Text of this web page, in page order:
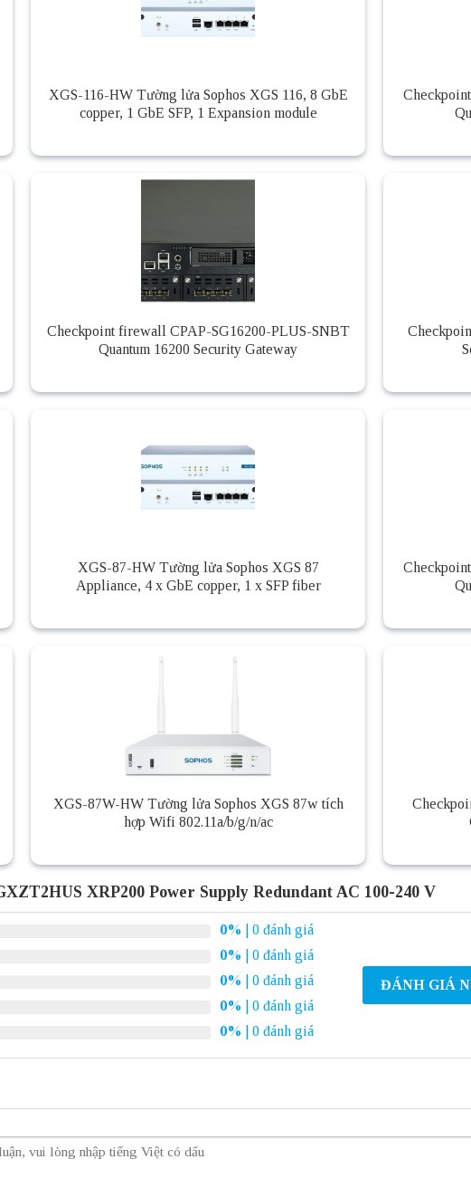
XGS-116-HW Tường lửa Sophos XGS 116, 8 GbE
copper, 1 GbE SFP, 1 Expansion module
Checkpoint firewall CPAP-SG16200-PLUS-SNBT
Quantum 16200 Security Gateway
XGS-87-HW Tường lửa Sophos XGS 87
Appliance, 4 x GbE copper, 1 x SFP fiber
XGS-87W-HW Tường lửa Sophos XGS 87w tích
hợp Wifi 802.11a/b/g/n/ac
XRP200 Power Supply Redundant AC 100-240 V
0%
| 0 đánh giá
0%
| 0 đánh giá
0%
| 0 đánh giá
0%
| 0 đánh giá
0% | 0 đánh giá
ĐÁNH GIÁ